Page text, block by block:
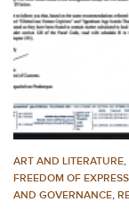
ART AND LITERATURE,
FREEDOM OF
AND GOVERNANCE,